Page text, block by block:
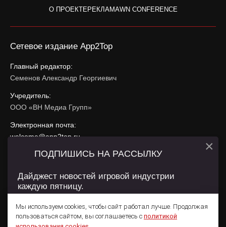
О ПРОЕКТЕРЕКЛАМАWN CONFERENCE
Сетевое издание App2Top
Главный редактор:
Семенов Александр Георгиевич
Учредитель:
ООО «ВН Медиа Групп»
Электронная почта:
welcome@app2top.ru
При использовании материалов активная ссылка на
Сайт использует IP адреса, cookie, данные геолокации
использования содержатся вПолитике конфиденциальностии
Пользовательском соглашении .
Мы используем cookies, чтобы сайт работал лучше. Продолжая
пользоваться сайтом, вы соглашаетесь с политикой
ПОДПИШИСЬ НА РАССЫЛКУ
Дайджест новостей игровой индустрии
каждую пятницу.
×